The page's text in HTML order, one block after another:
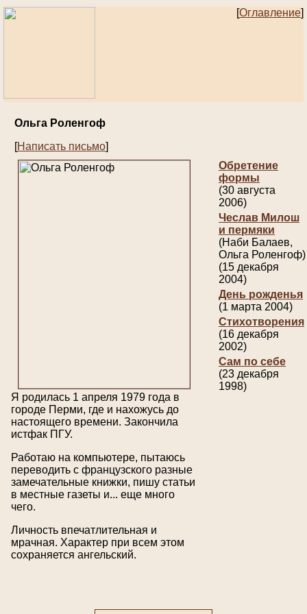
[Оглавление]
Ольга Роленгоф
[Написать письмо]
Я родилась 1 апреля 1979 года в
городе Перми, где и нахожусь до
настоящего времени. Закончила
истфак ПГУ.
Работаю на компьютере, пытаюсь
переводить с французского разные
замечательные книжки, пишу статьи
в местные газеты и... еще много
чего.
Личность впечатлительная и
мрачная. Характер при всем этом
сохраняется ангельский.
Обретение
формы
(30 августа
2006)
Чеслав Милош
и пермяки
(Наби Балаев,
Ольга Роленгоф)
(15 декабря
2004)
День рожденья
(1 марта 2004)
Стихотворения
(16 декабря
2002)
Сам по себе
(23 декабря
1998)